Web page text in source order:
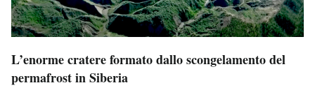
L’enorme cratere formato dallo scongelamento del
permafrost in Siberia